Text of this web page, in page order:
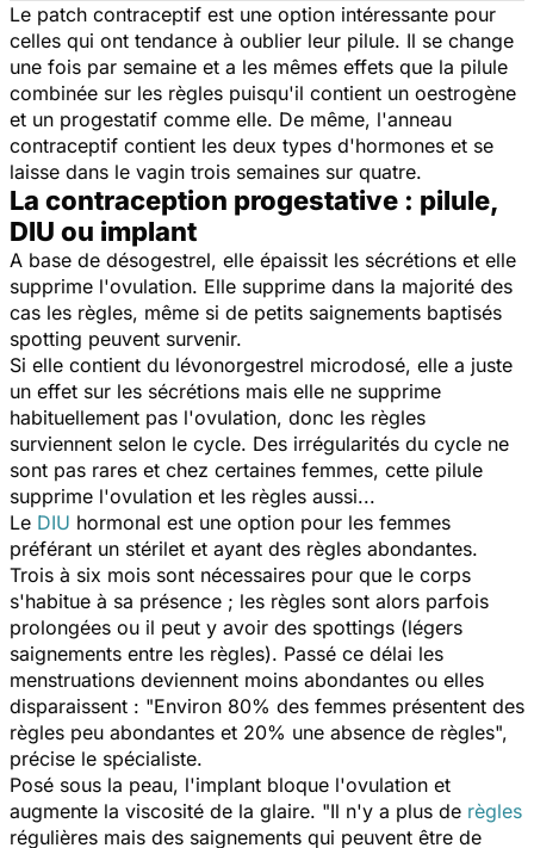
Le patch contraceptif est une option intéressante pour
celles qui ont tendance à oublier leur pilule. Il se change
une fois par semaine et a les mêmes effets que la pilule
combinée sur les règles puisqu'il contient un oestrogène
et un progestatif comme elle. De même, l'anneau
contraceptif contient les deux types d'hormones et se
laisse dans le vagin trois semaines sur quatre.
La contraception progestative : pilule,
DIU ou implant
A base de désogestrel, elle épaissit les sécrétions et elle
supprime l'ovulation. Elle supprime dans la majorité des
cas les règles, même si de petits saignements baptisés
spotting peuvent survenir.
Si elle contient du lévonorgestrel microdosé, elle a juste
un effet sur les sécrétions mais elle ne supprime
habituellement pas l'ovulation, donc les règles
surviennent selon le cycle. Des irrégularités du cycle ne
sont pas rares et chez certaines femmes, cette pilule
supprime l'ovulation et les règles aussi...
Le DIU hormonal est une option pour les femmes
préférant un stérilet et ayant des règles abondantes.
Trois à six mois sont nécessaires pour que le corps
s'habitue à sa présence ; les règles sont alors parfois
prolongées ou il peut y avoir des spottings (légers
saignements entre les règles). Passé ce délai les
menstruations deviennent moins abondantes ou elles
disparaissent : "Environ 80% des femmes présentent des
règles peu abondantes et 20% une absence de règles",
précise le spécialiste.
Posé sous la peau, l'implant bloque l'ovulation et
augmente la viscosité de la glaire. "Il n'y a plus de règles
régulières mais des saignements qui peuvent être de